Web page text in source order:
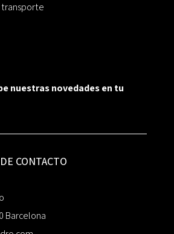
nuestras novedades en tu
CONTACTO
Barcelona